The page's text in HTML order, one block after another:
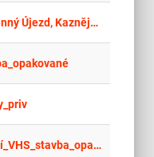
PLK/118_PS_Mydlovary, Kamenný Újezd, Kaznějov, Nové Městečko_pozemky
PAK/29_SY_Jevíčko-předměstí_VHS_stavba_opakované II